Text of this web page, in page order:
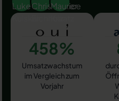
458%
Umsatzwachstum
im Vergleich zum
Vorjahr